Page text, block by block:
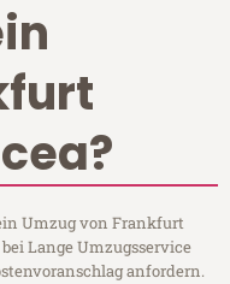
Umzug von Frankfurt
Lange Umzugsservice
anfordern.